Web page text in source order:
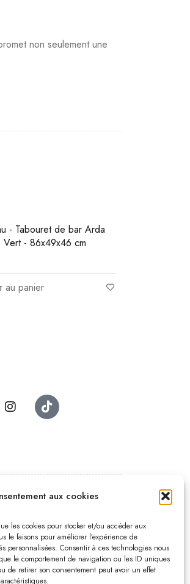
aux cookies
les cookies pour stocker et/ou accéder aux
le faisons pour améliorer l’expérience de
personnalisées. Consentir à ces technologies nous
le comportement de navigation ou les ID uniques
de retirer son consentement peut avoir un effet
non seulement une
de bar Arda
86x49x46 cm
18:30
15:00 -18:30